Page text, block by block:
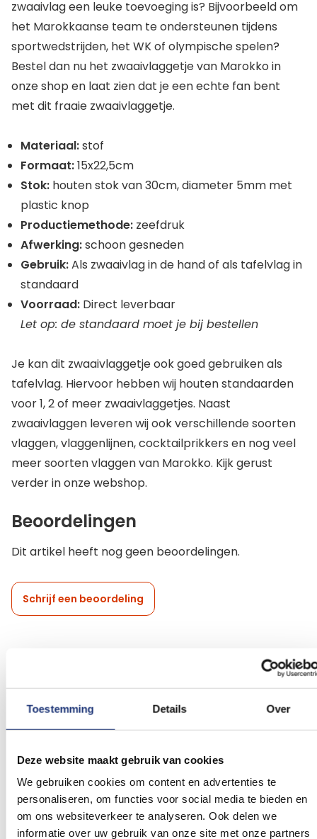
Toestemming Details Over
Deze website maakt gebruik van cookies
We gebruiken cookies om content en advertenties te
personaliseren, om functies voor social media te bieden en
om ons websiteverkeer te analyseren. Ook delen we
informatie over uw gebruik van onze site met onze partners
zwaaivlag een leuke toevoeging is? Bijvoorbeeld om
het Marokkaanse team te ondersteunen tijdens
sportwedstrijden, het WK of olympische spelen?
Bestel dan nu het zwaaivlaggetje van Marokko in
onze shop en laat zien dat je een echte fan bent
met dit fraaie zwaaivlaggetje.
Materiaal:stof
Formaat:15x22,5cm
Stok: houten stok van 30cm, diameter 5mm met
plastic knop
Productiemethode: zeefdruk
Afwerking:schoon gesneden
Gebruik:Als zwaaivlag in de hand of als tafelvlag in
standaard
Voorraad: Direct leverbaar
Let op: de standaard moet je bij bestellen
Je kan dit zwaaivlaggetje ook goed gebruiken als
tafelvlag. Hiervoor hebben wij houten standaarden
voor 1, 2 of meer zwaaivlaggetjes. Naast
zwaaivlaggen leveren wij ook verschillende soorten
vlaggen, vlaggenlijnen, cocktailprikkers en nog veel
meer soorten vlaggen van Marokko. Kijk gerust
verder in onze webshop.
Beoordelingen
Dit artikel heeft nog geen beoordelingen.
Schrijf een beoordeling
toe
verlanglijst
Voeg
toe